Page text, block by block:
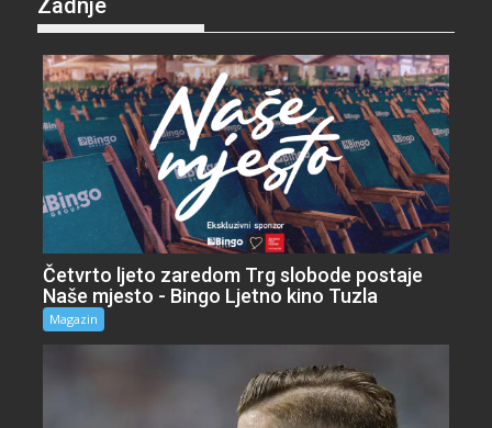
Četvrto ljeto zaredom Trg slobode postaje
Naše mjesto - Bingo Ljetno kino Tuzla
Magazin